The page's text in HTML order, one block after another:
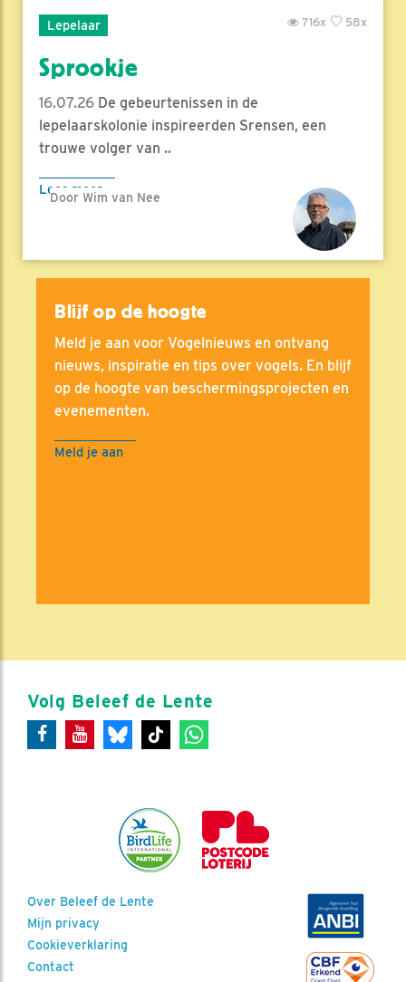
Lepelaar 58x
716x
Sprookje
16.07.26 De gebeurtenissen in de
lepelaarskolonie inspireerden Srensen, een
trouwe volger van ..
Lees meer
Door Wim van Nee
Blijf op de hoogte
Meld je aan voor Vogelnieuws en ontvang
nieuws, inspiratie en tips over vogels. En blijf
op de hoogte van beschermingsprojecten en
evenementen.
Meld je aan
Volg Beleef de Lente
Over Beleef de Lente
Mijn privacy
Cookieverklaring
Contact